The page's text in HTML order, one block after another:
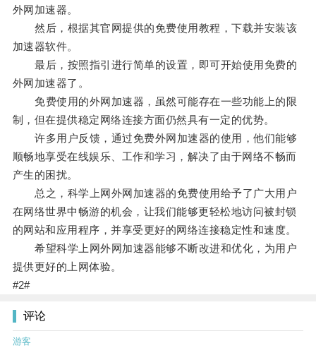
外网加速器。
然后，根据其官网提供的免费使用教程，下载并安装该
加速器软件。
最后，按照指引进行简单的设置，即可开始使用免费的
外网加速器了。
免费使用的外网加速器，虽然可能存在一些功能上的限
制，但在提供稳定网络连接方面仍然具有一定的优势。
许多用户反馈，通过免费外网加速器的使用，他们能够
顺畅地享受在线娱乐、工作和学习，解决了由于网络不畅而
产生的困扰。
总之，科学上网外网加速器的免费使用给予了广大用户
在网络世界中畅游的机会，让我们能够更轻松地访问被封锁
的网站和应用程序，并享受更好的网络连接稳定性和速度。
希望科学上网外网加速器能够不断改进和优化，为用户
提供更好的上网体验。
#2#
评论
游客